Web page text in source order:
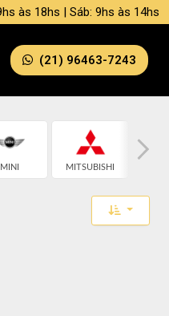
às 18hs | Sáb: 9hs às 14hs
(21) 96463-7243
MINI MITSUBISHI
Toggle